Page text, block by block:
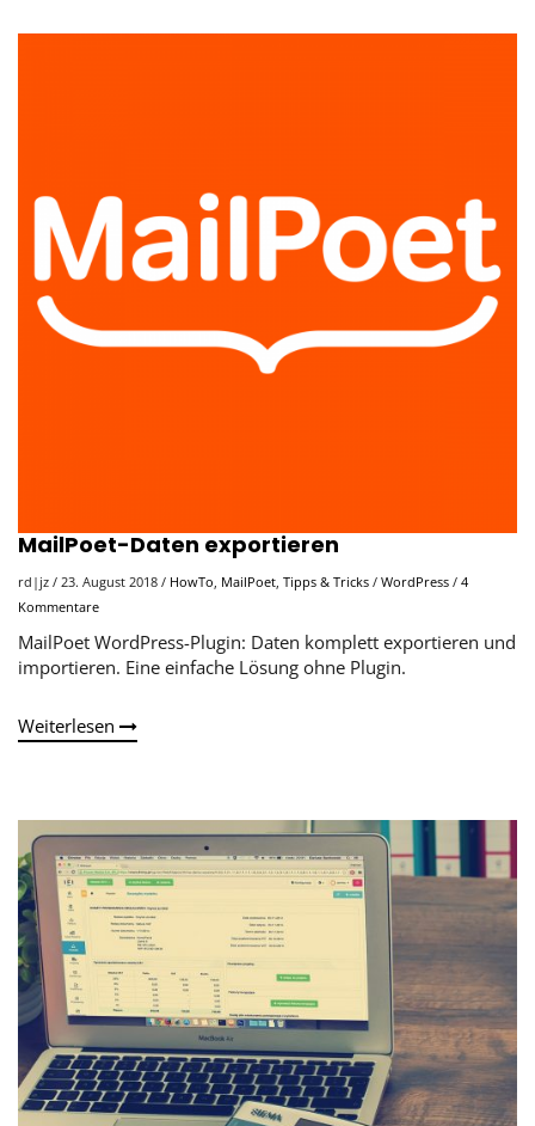
MailPoet-Daten exportieren
rd|jz / 23. August 2018 / HowTo, MailPoet, Tipps & Tricks / WordPress / 4
Kommentare
MailPoet WordPress-Plugin: Daten komplett exportieren und
importieren. Eine einfache Lösung ohne Plugin.
Weiterlesen